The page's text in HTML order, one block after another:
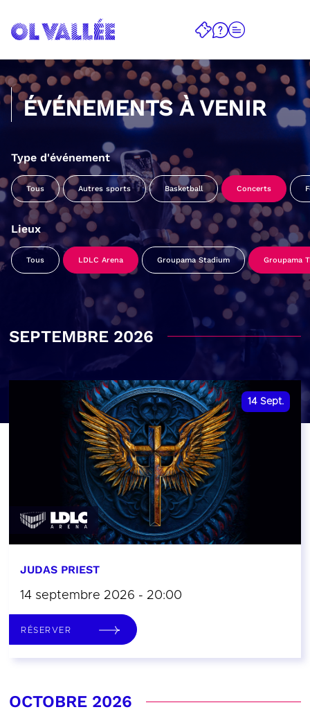
ÉVÉNEMENTS À VENIR
Type d'événement
Tous Autres sports Basketball Concerts
Lieux
Tous LDLC Arena Groupama Stadium Groupama
SEPTEMBRE 2026
14 Sept.
JUDAS PRIEST
14 septembre 2026 - 20:00
RÉSERVER
OCTOBRE 2026